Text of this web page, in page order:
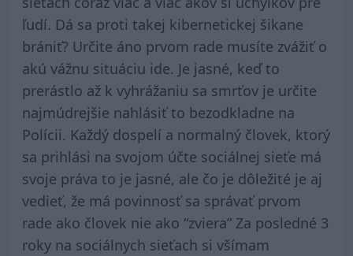
ľudí. Dá sa proti takej kibernetickej šikane
brániť? Určite áno prvom rade musíte zvážiť o
akú vážnu situáciu ide. Je jasné, keď to
prerástlo až k vyhrážaniu sa smrťov je určite
najmúdrejšie nahlásiť to bezodkladne na
Polícii. Každý dospelí a normalný človek, ktorý
sa prihlási na svojom účte sociálnej sieťe má
svoje práva to je jasné, ale čo je dôležité je aj
vedieť, že má povinnosť sa správať prvom
rade ako človek nie ako “zviera” Za posledné 3
roky na sociálnych sieťach si všímam